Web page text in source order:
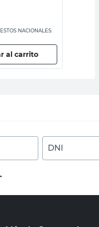
NACIONALES:
al carrito
DNI